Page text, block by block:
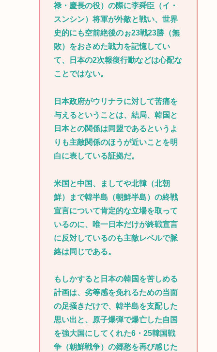
禄・慶長の役）の際に李舜臣（イ・
スンシン）将軍が外敵と戦い、世界
史的にも空前絶後のぉ23戦23勝（無
敗）をおさめた戦力を記憶してい
て、日本の2次報復行動などは心配な
ことではない。
日本政府がウリナラに対して苦痛を
与えるということは、結局、韓国と
日本との関係は同盟であるというよ
りも主敵関係のほうが近いことを明
白に表している証拠だ。
米国と中国、ましてや北韓（北朝
鮮）まで韓半島（朝鮮半島）の終戦
宣言について肯定的な立場を取って
いるのに、唯一日本だけが終戦宣言
に反対しているのも主敵レベルで脈
絡は同じである。
もしかすると日本の韓国を苦しめる
計画は、劣等感を免れるための当面
の足掻きだけで、韓半島を支配した
思い出と、原子爆弾で爆亡した自国
を強大国にしてくれた6・25韓国戦
争（朝鮮戦争）の郷愁を再び感じた